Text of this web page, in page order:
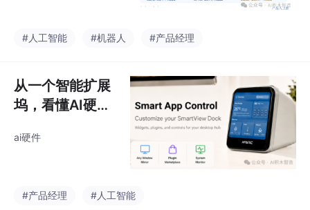
#人工智能 #机器人 #产品经理
从一个智能扩展
坞，看懂AI硬件
生死决策
ai硬件
#产品经理 #人工智能